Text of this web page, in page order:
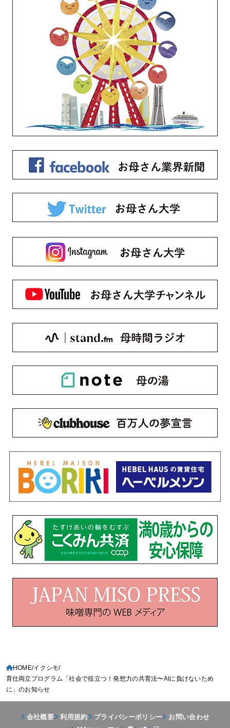
HOME イクシモ
育仕両立プログラム「社会で役立つ！発想力の共育法〜AIに負けないため
に」のお知らせ
会社概要 利用規約 プライバシーポリシー
お問い合わせ